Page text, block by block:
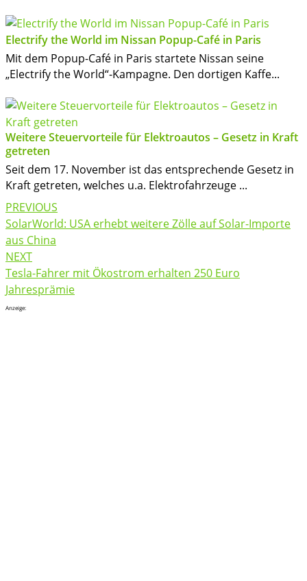
Electrify the World im Nissan Popup-Café in Paris
Mit dem Popup-Café in Paris startete Nissan seine
„Electrify the World“-Kampagne. Den dortigen Kaffe...
Weitere Steuervorteile für Elektroautos – Gesetz in Kraft
getreten
Seit dem 17. November ist das entsprechende Gesetz in
Kraft getreten, welches u.a. Elektrofahrzeuge ...
Post
navigation
PREVIOUS
SolarWorld: USA erhebt weitere Zölle auf Solar-Importe
aus China
NEXT
Tesla-Fahrer mit Ökostrom erhalten 250 Euro
Jahresprämie
Anzeige: